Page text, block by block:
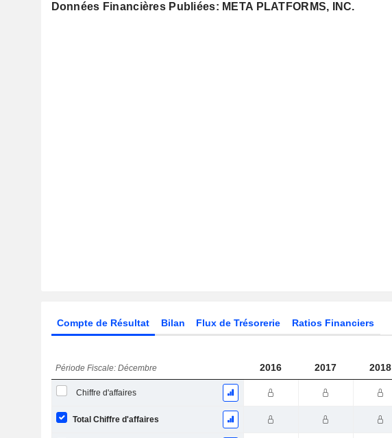
Données Financières Publiées: META PLATFORMS, INC.
Compte de Résultat Bilan Flux de Trésorerie Ratios Financiers
Période Fiscale: Décembre 2016 2017 2018
Chiffre d'affaires
Total Chiffre d'affaires